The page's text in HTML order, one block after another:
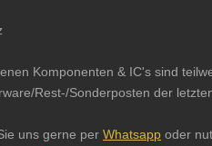
Komponenten & IC's sind
Rest-/Sonderposten der
uns gerne per Whatsapp oder